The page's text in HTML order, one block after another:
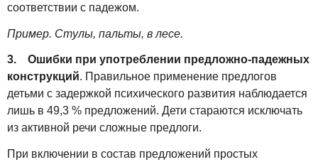
соответствии с падежом.
Пример. Стулы, пальты, в лесе.
3. Ошибки при употреблении предложно-падежных
конструкций. Правильное применение предлогов
детьми с задержкой психического развития наблюдается
лишь в 49,3 % предложений. Дети стараются исключать
из активной речи сложные предлоги.
При включении в состав предложений простых